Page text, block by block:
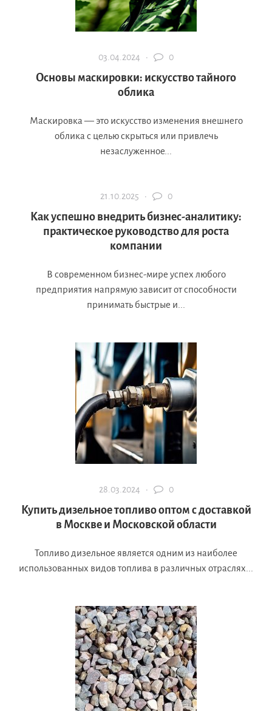
03.04.2024 · 0
Основы маскировки: искусство тайного
облика
Маскировка — это искусство изменения внешнего
облика с целью скрыться или привлечь
незаслуженное...
21.10.2025 · 0
Как успешно внедрить бизнес-аналитику:
практическое руководство для роста
компании
В современном бизнес-мире успех любого
предприятия напрямую зависит от способности
принимать быстрые и...
28.03.2024 · 0
Купить дизельное топливо оптом с доставкой
в Москве и Московской области
Топливо дизельное является одним из наиболее
использованных видов топлива в различных отраслях...